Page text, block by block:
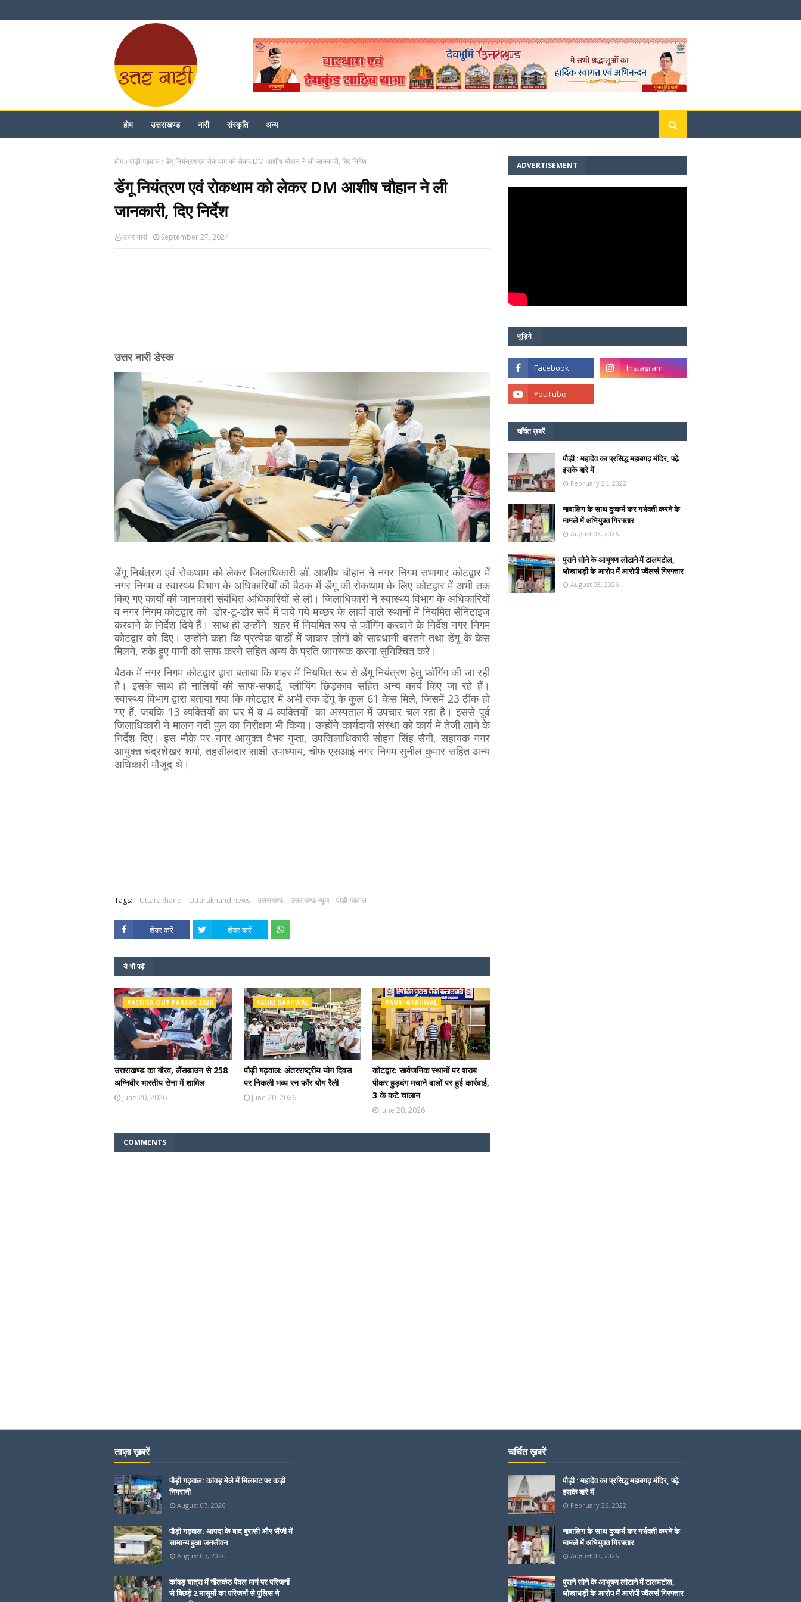
होम उत्तराखण्ड नारी संस्कृति अन्य
होम पौड़ी गढ़वाल डेंगू नियंत्रण एवं रोकथाम को लेकर DM आशीष चौहान ने ली जानकारी, दिए निर्देश
डेंगू नियंत्रण एवं रोकथाम को लेकर DM आशीष चौहान ने ली
जानकारी, दिए निर्देश
उत्तर नारी September 27, 2024
उत्तर नारी डेस्क
डेंगू नियंत्रण एवं रोकथाम को लेकर जिलाधिकारी डॉ. आशीष चौहान ने नगर निगम सभागार कोटद्वार में
नगर निगम व स्वास्थ्य विभाग के अधिकारियों की बैठक में डेंगू की रोकथाम के लिए कोटद्वार में अभी तक
किए गए कार्यों की जानकारी संबंधित अधिकारियों से ली। जिलाधिकारी ने स्वास्थ्य विभाग के अधिकारियों
व नगर निगम कोटद्वार को डोर-टू-डोर सर्वे में पाये गये मच्छर के लार्वा वाले स्थानों में नियमित सैनिटाइज
करवाने के निर्देश दिये हैं। साथ ही उन्होंने शहर में नियमित रूप से फॉगिंग करवाने के निर्देश नगर निगम
कोटद्वार को दिए। उन्होंने कहा कि प्रत्येक वार्डों में जाकर लोगों को सावधानी बरतने तथा डेंगू के केस
मिलने, रुके हुए पानी को साफ करने सहित अन्य के प्रति जागरूक करना सुनिश्चित करें।
बैठक में नगर निगम कोटद्वार द्वारा बताया कि शहर में नियमित रूप से डेंगू नियंत्रण हेतु फॉगिंग की जा रही
है। इसके साथ ही नालियों की साफ-सफाई, ब्लीचिंग छिड़काव सहित अन्य कार्य किए जा रहे हैं।
स्वास्थ्य विभाग द्वारा बताया गया कि कोटद्वार में अभी तक डेंगू के कुल 61 केस मिले, जिसमें 23 ठीक हो
गए हैं, जबकि 13 व्यक्तियों का घर में व 4 व्यक्तियों का अस्पताल में उपचार चल रहा है। इससे पूर्व
जिलाधिकारी ने मालन नदी पुल का निरीक्षण भी किया। उन्होंने कार्यदायी संस्था को कार्य में तेजी लाने के
निर्देश दिए। इस मौके पर नगर आयुक्त वैभव गुप्ता, उपजिलाधिकारी सोहन सिंह सैनी, सहायक नगर
आयुक्त चंद्रशेखर शर्मा, तहसीलदार साक्षी उपाध्याय, चीफ एसआई नगर निगम सुनील कुमार सहित अन्य
अधिकारी मौजूद थे।
Tags: Uttarakhand Uttarakhand news उत्तराखण्ड उत्तराखण्ड न्यूज पौड़ी गढ़वाल
शेयर करें शेयर करें
ये भी पढ़ें
PASSING OUT PARADE 2026
उत्तराखण्ड का गौरव, लैंसडाउन से 258
अग्निवीर भारतीय सेना में शामिल
June 20, 2026
PAURI GARHWAL
पौड़ी गढ़वाल: अंतरराष्ट्रीय योग दिवस
पर निकली भव्य रन फॉर योग रैली
June 20, 2026
PAURI GARHWAL
कोटद्वार: सार्वजनिक स्थानों पर शराब
पीकर हुड़दंग मचाने वालों पर हुई कार्रवाई,
3 के कटे चालान
June 20, 2026
COMMENTS
ADVERTISEMENT
जुड़िये
चर्चित ख़बरें
पौड़ी : महादेव का प्रसिद्ध महाबगढ़ मंदिर, पढ़े
इसके बारे में
February 26, 2022
नाबालिग के साथ दुष्कर्म कर गर्भवती करने के
मामले में अभियुक्त गिरफ्तार
August 03, 2026
पुराने सोने के आभूषण लौटाने में टालमटोल,
धोखाधड़ी के आरोप में आरोपी ज्वैलर्स गिरफ्तार
August 03, 2026
ताज़ा ख़बरें
पौड़ी गढ़वाल: कांवड़ मेले में मिलावट पर कड़ी
निगरानी
August 07, 2026
पौड़ी गढ़वाल: आपदा के बाद बुरासी और सैंजी में
सामान्य हुआ जनजीवन
August 07, 2026
कांवड़ यात्रा में नीलकंठ पैदल मार्ग पर परिजनों
से बिछड़े 2 मासूमों का परिजनों से पुलिस ने
चर्चित ख़बरें
पौड़ी : महादेव का प्रसिद्ध महाबगढ़ मंदिर, पढ़े
इसके बारे में
February 26, 2022
नाबालिग के साथ दुष्कर्म कर गर्भवती करने के
मामले में अभियुक्त गिरफ्तार
August 03, 2026
पुराने सोने के आभूषण लौटाने में टालमटोल,
धोखाधड़ी के आरोप में आरोपी ज्वैलर्स गिरफ्तार